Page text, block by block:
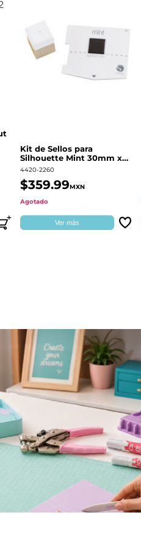
Kit de Sellos para
Silhouette Mint 30mm x
60mm
4420-2260
$359.99MXN
Agotado
Ver más